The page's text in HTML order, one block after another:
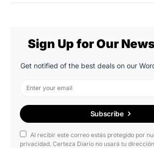
Sign Up for Our
Get notified of the best deals on our
Subscribe
Al recibir este correo estás protegido por
privacidad. Certeza Diario no usará tu